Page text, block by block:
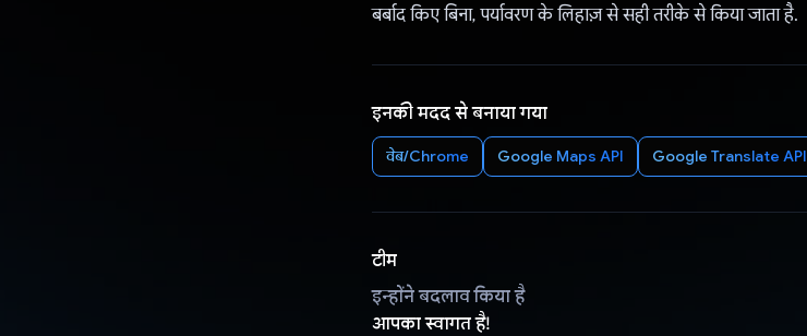
बर्बाद किए बिना, पर्यावरण के लिहाज़ से सही तरीके से किया जाता है.
इनकी मदद से बनाया गया
वेब/Chrome Google Maps API Google Translate API
टीम
इन्होंने बदलाव किया है
आपका स्वागत है!